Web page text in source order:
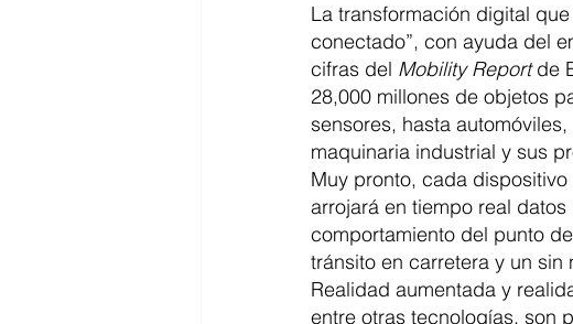
La transformación digital
conectado”, con ayuda del
cifras del Mobility Report de
28,000 millones de objetos
sensores, hasta
maquinaria industrial y sus
Muy pronto, cada
arrojará en tiempo real
comportamiento del punto
tránsito en carretera y un
Realidad aumentada y
entre otras tecnologías, son